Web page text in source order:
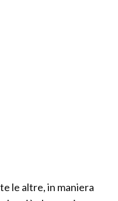
le altre, in maniera